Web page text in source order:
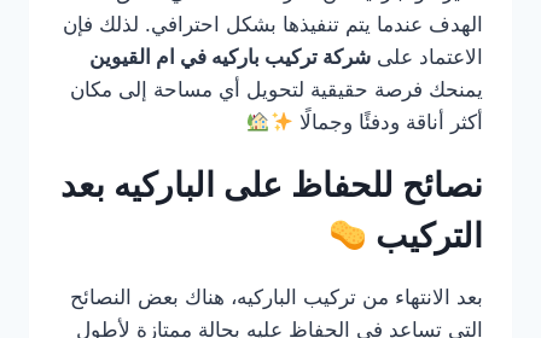
الهدف عندما يتم تنفيذها بشكل احترافي. لذلك فإن
الاعتماد على شركة تركيب باركيه في ام القيوين
يمنحك فرصة حقيقية لتحويل أي مساحة إلى مكان
أكثر أناقة ودفئًا وجمالًا
نصائح للحفاظ على الباركيه بعد
التركيب
بعد الانتهاء من تركيب الباركيه، هناك بعض النصائح
التي تساعد في الحفاظ عليه بحالة ممتازة لأطول